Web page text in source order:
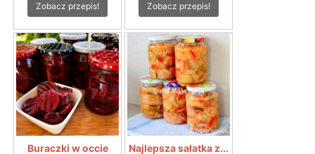
Zobacz przepis! Zobacz przepis!
Buraczki w occie
Najlepsza sałatka z...